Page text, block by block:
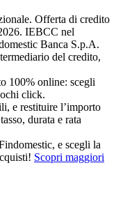
Offerta di credito
IEBCC nel
Banca S.p.A.
del credito,
100% online: scegli
click.
e restituire l’importo
durata e rata
e scegli la
Scopri maggiori